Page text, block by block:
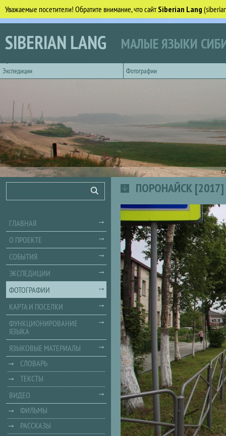
Уважаемые посетители! Обратите внимание, что сайтSiberian Lang
Перейти к основному содержанию
SIBERIAN LANG МАЛЫЕ ЯЗЫКИ
Экспедиции
Фотографии
ПОРОНАЙСК [2017]
Поиск
ГЛАВНАЯ
О ПРОЕКТЕ
СОБЫТИЯ
ЭКСПЕДИЦИИ
ФОТОГРАФИИ
КАРТА И ПОСЕЛКИ
ФУНКЦИОНИРОВАНИЕ
ЯЗЫКА
ЯЗЫКОВЫЕ МАТЕРИАЛЫ
СЛОВАРЬ
ТЕКСТЫ
ВИДЕО
ФИЛЬМЫ
РАССКАЗЫ